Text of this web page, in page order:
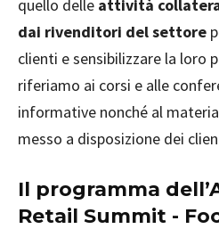
quello delle attività
dai rivenditori del settore
clienti e sensibilizzare la loro
riferiamo ai corsi e alle
informative nonché al
messo a disposizione dei
Il programma
Retail Summit -